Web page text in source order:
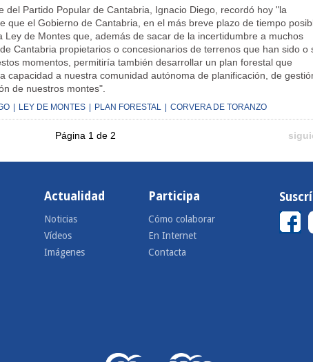
del Partido Popular de Cantabria, Ignacio Diego, recordó hoy "la
que el Gobierno de Cantabria, en el más breve plazo de tiempo
Ley de Montes que, además de sacar de la incertidumbre a muchos
Cantabria propietarios o concesionarios de terrenos que han sido o
momentos, permitiría también desarrollar un plan forestal que
capacidad a nuestra comunidad autónoma de planificación, de
de nuestros montes".
LEY DE MONTES PLAN FORESTAL CORVERA DE TORANZO
Página 1 de 2
Actualidad
Noticias
Vídeos
Imágenes
Participa
Cómo colaborar
En Internet
Contacta